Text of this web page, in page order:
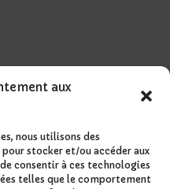
aux
nous utilisons des
stocker et/ou accéder aux
consentir à ces technologies
telles que le comportement